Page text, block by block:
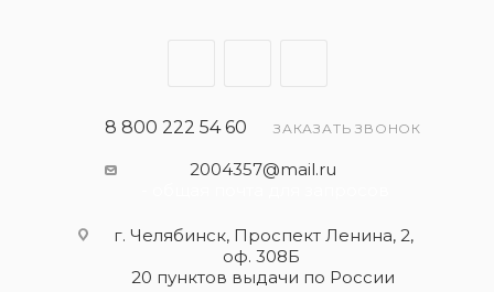
8 800 222 54 60 ЗАКАЗАТЬ ЗВОНОК
2004357@mail.ru
г. Челябинск, Проспект Ленина, 2,
оф. 308Б
20 пунктов выдачи по России